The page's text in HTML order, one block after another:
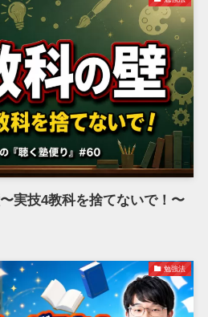
実技4教科を捨てないで！〜
勉強法